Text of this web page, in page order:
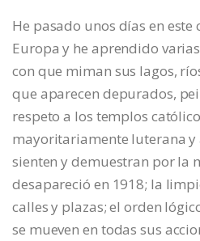
He pasado unos días en
Europa y he aprendido
con que miman sus lagos,
que aparecen depurados,
respeto a los templos
mayoritariamente luterana
sienten y demuestran por la
desapareció en 1918; la
calles y plazas; el orden
se mueven en todas sus